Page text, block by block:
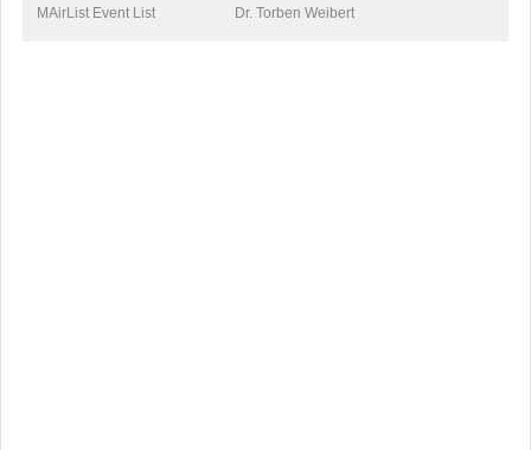
MAirList Event List Dr. Torben Weibert